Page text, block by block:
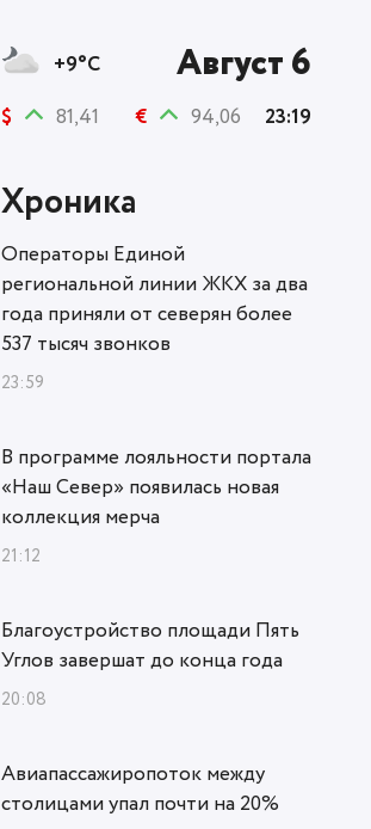
+9°C Август 6
$ 81,41 € 94,06 23:19
Хроника
Операторы Единой
региональной линии ЖКХ за два
года приняли от северян более
537 тысяч звонков
23:59
В программе лояльности портала
«Наш Север» появилась новая
коллекция мерча
21:12
Благоустройство площади Пять
Углов завершат до конца года
20:08
Авиапассажиропоток между
столицами упал почти на 20%